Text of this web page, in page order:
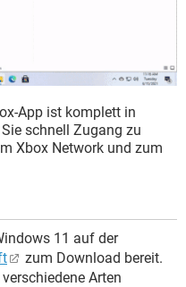
App ist komplett in
schnell Zugang zu
Xbox Network und zum
11 auf der
zum Download bereit.
Arten